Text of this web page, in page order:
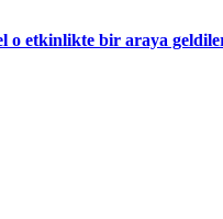
o etkinlikte bir araya